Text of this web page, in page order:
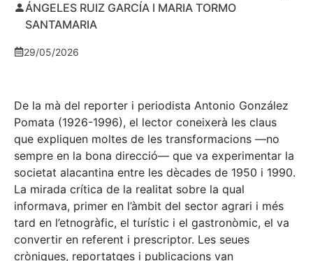
ÁNGELES RUIZ GARCÍA I MARIA TORMO
SANTAMARIA
29/05/2026
De la mà del reporter i periodista Antonio González
Pomata (1926-1996), el lector coneixerà les claus
que expliquen moltes de les transformacions —no
sempre en la bona direcció— que va experimentar la
societat alacantina entre les dècades de 1950 i 1990.
La mirada crítica de la realitat sobre la qual
informava, primer en l’àmbit del sector agrari i més
tard en l’etnogràfic, el turístic i el gastronòmic, el va
convertir en referent i prescriptor. Les seues
cròniques, reportatges i publicacions van